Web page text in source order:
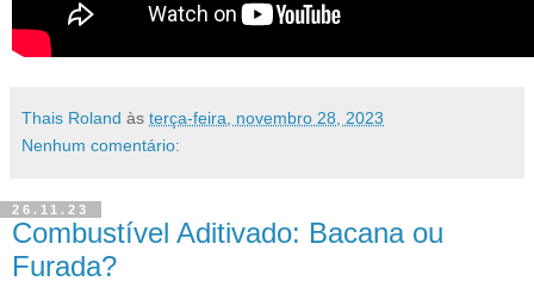
Thais Roland às terça-feira, novembro 28, 2023
Nenhum comentário:
26.11.23
Combustível Aditivado: Bacana ou
Furada?